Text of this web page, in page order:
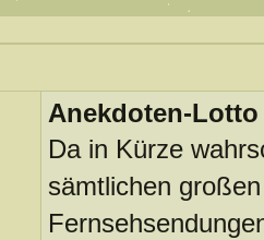
Anekdoten-Lotto
Da in Kürze
sämtlichen